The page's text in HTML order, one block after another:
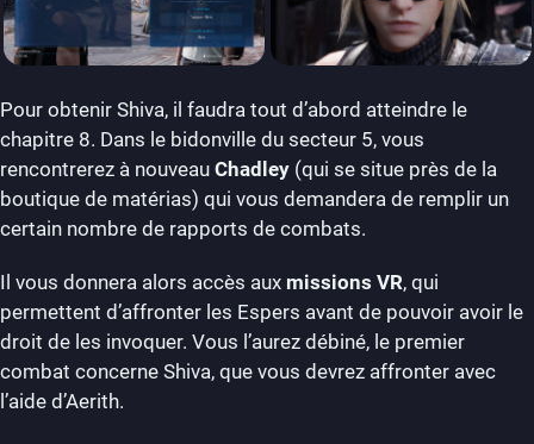
Pour obtenir Shiva, il faudra tout d’abord atteindre le
chapitre 8. Dans le bidonville du secteur 5, vous
rencontrerez à nouveau Chadley (qui se situe près de la
boutique de matérias) qui vous demandera de remplir un
certain nombre de rapports de combats.
Il vous donnera alors accès aux missions VR, qui
permettent d’affronter les Espers avant de pouvoir avoir le
droit de les invoquer. Vous l’aurez débiné, le premier
combat concerne Shiva, que vous devrez affronter avec
l’aide d’Aerith.